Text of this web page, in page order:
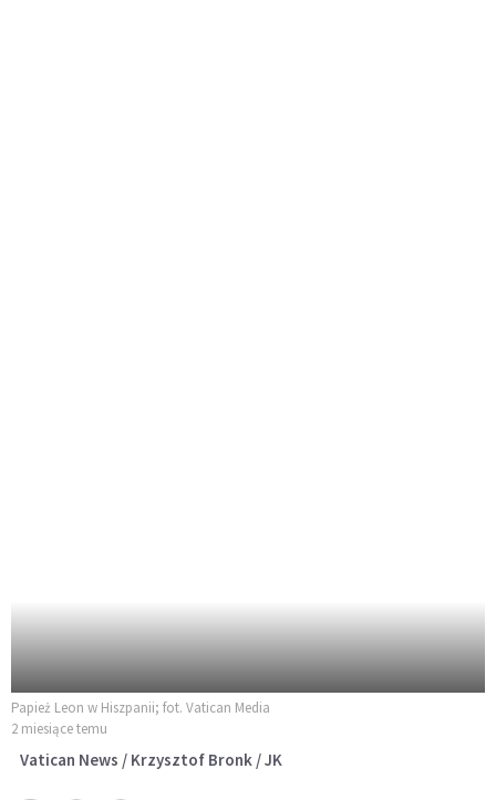
Papież Leon w Hiszpanii; fot. Vatican Media
2 miesiące temu
Vatican News / Krzysztof Bronk / JK